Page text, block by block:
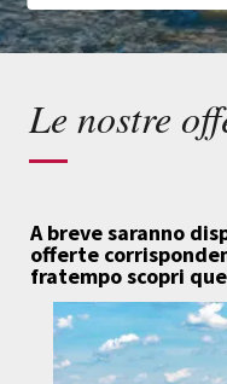
Le nostre
A breve saranno
offerte
fratempo scopri